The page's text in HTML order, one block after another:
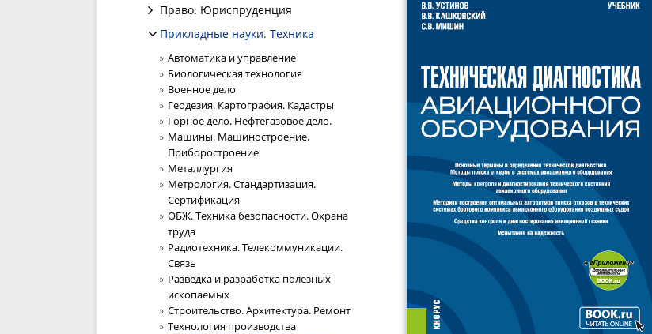
Право. Юриспруденция
Прикладные науки. Техника
Автоматика и управление
Биологическая технология
Военное дело
Геодезия. Картография. Кадастры
Горное дело. Нефтегазовое дело.
Машины. Машиностроение.
Приборостроение
Металлургия
Метрология. Стандартизация.
Сертификация
ОБЖ. Техника безопасности. Охрана
труда
Радиотехника. Телекоммуникации.
Связь
Разведка и разработка полезных
ископаемых
Строительство. Архитектура. Ремонт
Технология производства